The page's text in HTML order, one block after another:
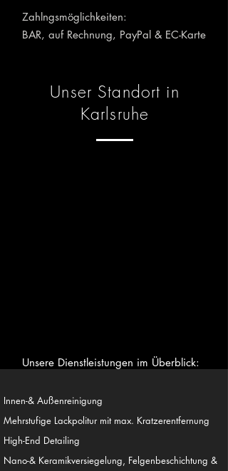
Zahlngsmöglichkeiten:
BAR, auf Rechnung, PayPal & EC-Karte
Unser Standort in
Karlsruhe
Unsere Dienstleistungen im Überblick:
Innen-& Außenreinigung
Mehrstufige Lackpolitur mit max. Kratzerentfernung
High-End Detailing
Nano-& Keramikversiegelung, Felgenbeschichtung &